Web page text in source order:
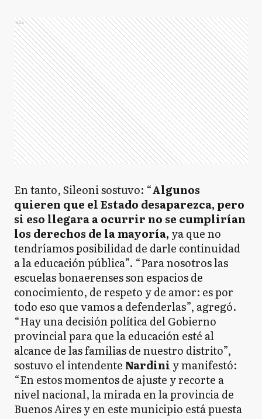
Ads
En tanto, Sileoni sostuvo: “Algunos
quieren que el Estado desaparezca, pero
si eso llegara a ocurrir no se cumplirían
los derechos de la mayoría, ya que no
tendríamos posibilidad de darle continuidad
a la educación pública”. “Para nosotros las
escuelas bonaerenses son espacios de
conocimiento, de respeto y de amor: es por
todo eso que vamos a defenderlas”, agregó.
“Hay una decisión política del Gobierno
provincial para que la educación esté al
alcance de las familias de nuestro distrito”,
sostuvo el intendente Nardini y manifestó:
“En estos momentos de ajuste y recorte a
nivel nacional, la mirada en la provincia de
Buenos Aires y en este municipio está puesta